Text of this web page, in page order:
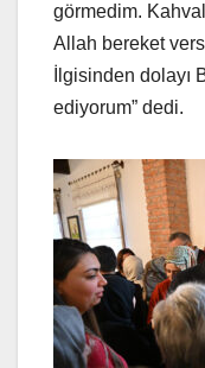
görmedim.
Allah bereket
İlgisinden dolayı
ediyorum” dedi.